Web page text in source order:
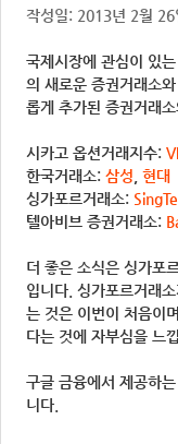
작성일: 2013년 2월 26
국제시장에 관심이 있
의 새로운 증권거래소
롭게 추가된 증권거래
시카고 옵션거래지수:
한국거래소: 삼성 현대
싱가포르거래소: SingTel
텔아비브 증권거래소:
더 좋은 소식은 싱가포
입니다. 싱가포르거래
는 것은 이번이 처음이
다는 것에 자부심을 느
구글 금융에서 제공하
니다.